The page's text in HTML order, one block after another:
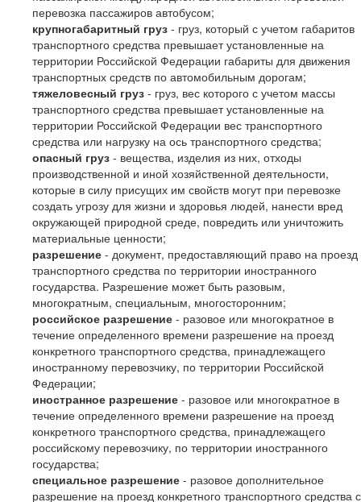
перевозка пассажиров автобусом;
крупногабаритный груз - груз, который с учетом габаритов
транспортного средства превышает установленные на
территории Российской Федерации габариты для движения
транспортных средств по автомобильным дорогам;
тяжеловесный груз - груз, вес которого с учетом массы
транспортного средства превышает установленные на
территории Российской Федерации вес транспортного
средства или нагрузку на ось транспортного средства;
опасный груз - вещества, изделия из них, отходы
производственной и иной хозяйственной деятельности,
которые в силу присущих им свойств могут при перевозке
создать угрозу для жизни и здоровья людей, нанести вред
окружающей природной среде, повредить или уничтожить
материальные ценности;
разрешение - документ, предоставляющий право на проезд
транспортного средства по территории иностранного
государства. Разрешение может быть разовым,
многократным, специальным, многосторонним;
российское разрешение - разовое или многократное в
течение определенного времени разрешение на проезд
конкретного транспортного средства, принадлежащего
иностранному перевозчику, по территории Российской
Федерации;
иностранное разрешение - разовое или многократное в
течение определенного времени разрешение на проезд
конкретного транспортного средства, принадлежащего
российскому перевозчику, по территории иностранного
государства;
специальное разрешение - разовое дополнительное
разрешение на проезд конкретного транспортного средства с